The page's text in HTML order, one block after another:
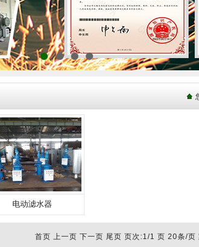
1 2 3 4
电动滤水器
首页 上一页 下一页 尾页 页次:1/1 页 20条/页